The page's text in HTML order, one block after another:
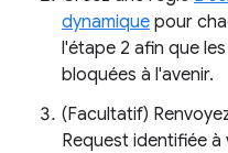
dynamique pour
l'étape 2 afin que
bloquées à l'avenir.
(Facultatif)
Request identifiée